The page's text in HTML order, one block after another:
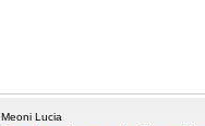
Meoni Lucia